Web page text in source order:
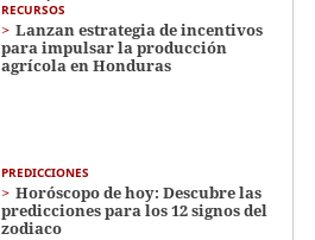
RECURSOS
Lanzan estrategia de incentivos
para impulsar la producción
agrícola en Honduras
PREDICCIONES
Horóscopo de hoy: Descubre las
predicciones para los 12 signos del
zodiaco